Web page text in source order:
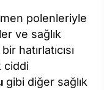
polenleriyle
ve sağlık
hatırlatıcısı
ciddi
gibi diğer sağlık